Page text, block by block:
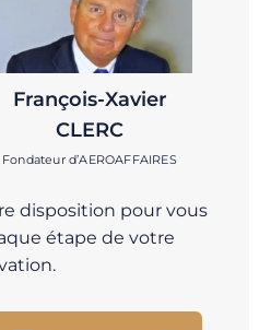
François-Xavier
CLERC
Fondateur d’AEROAFFAIRES
disposition pour vous
étape de votre